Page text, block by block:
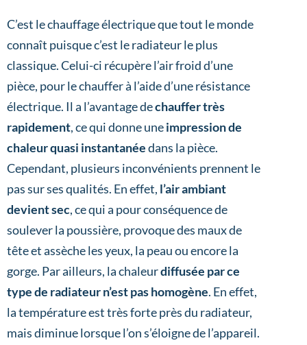
C’est le chauffage électrique que tout le monde
connaît puisque c’est le radiateur le plus
classique. Celui-ci récupère l’air froid d’une
pièce, pour le chauffer à l’aide d’une résistance
électrique. Il a l’avantage dechauffer très
rapidement, ce qui donne uneimpression de
chaleur quasi instantanéedans la pièce.
Cependant, plusieurs inconvénients prennent le
pas sur ses qualités. En effet, l’air ambiant
devient sec, ce qui a pour conséquence de
soulever la poussière, provoque des maux de
tête et assèche les yeux, la peau ou encore la
gorge. Par ailleurs, la chaleurdiffusée par ce
type de radiateur n’est pas homogène. En effet,
la température est très forte près du radiateur,
mais diminue lorsque l’on s’éloigne de l’appareil.